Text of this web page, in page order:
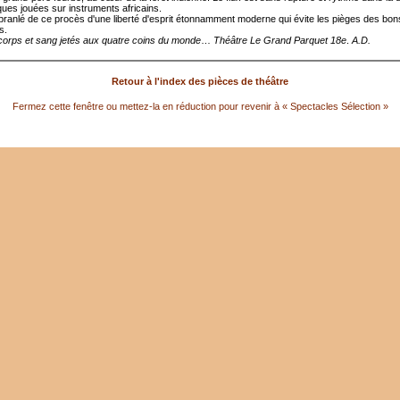
jouées sur instruments africains.
de ce procès d'une liberté d'esprit étonnamment moderne qui évite les pièges des
et sang jetés aux quatre coins du monde
Théâtre Le Grand Parquet 18e A.D.
Retour à l'index des pièces de théâtre
Fermez cette fenêtre ou mettez-la en réduction pour revenir à « Spectacles Sélection »